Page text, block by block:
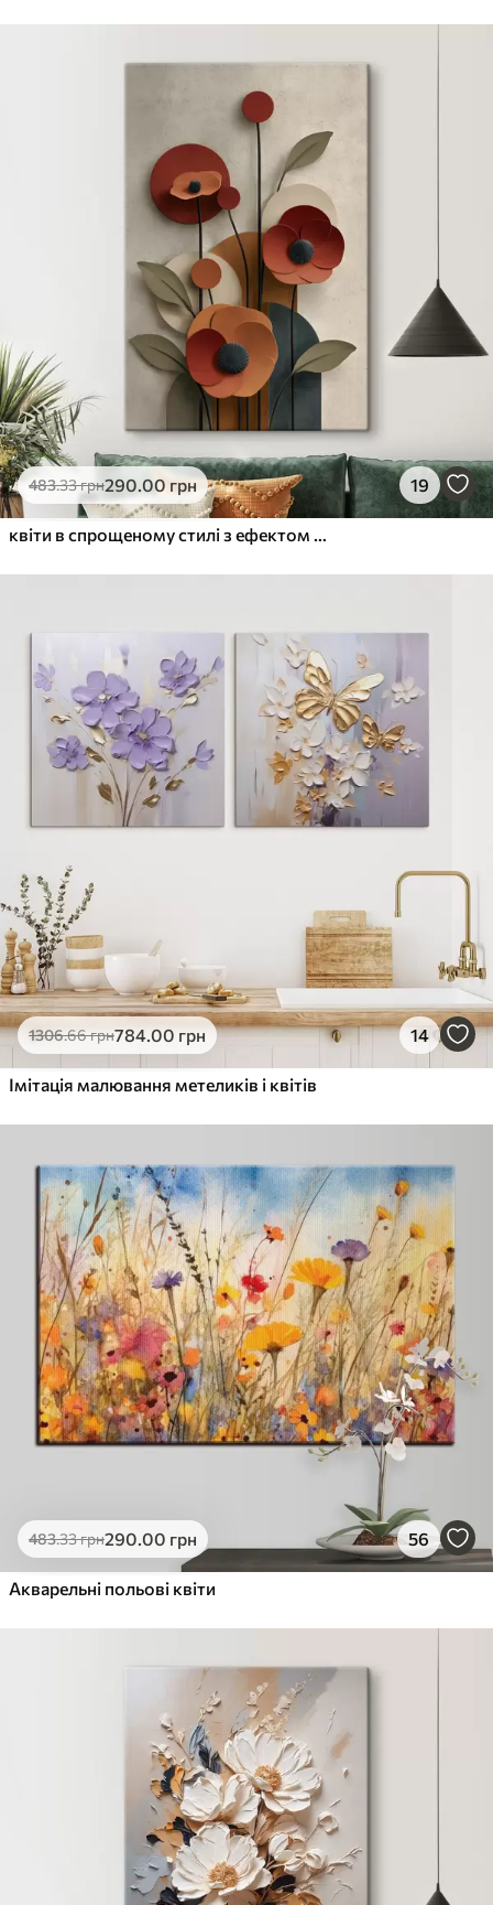
290.00грн
Яскраві, насичені кольори
Безпечне чорнило без запаху
Поверхня з текстурою полотна
Екологічний матеріал
Яскраві, насичені кольори
Стійкість до вицвітання
✓Безпечне чорнило без запаху
✓Поверхня з текстурою полотна
✗Екологічний матеріал
Еко-Преміум
.00грн
✓ Яскраві, насичені кольори
483.33грн290.00 грн 19
квіти в спрощеному стилі з ефектом об'єму
1306.66грн784.00 грн 14
Імітація малювання метеликів і квітів
483.33грн290.00 грн 56
Акварельні польові квіти